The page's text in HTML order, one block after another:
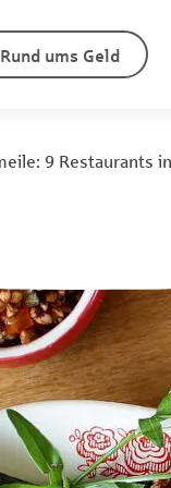
Rund ums Geld
9 Restaurants